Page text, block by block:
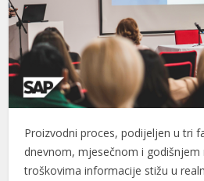
Proizvodni proces, podijeljen u tri
dnevnom, mjesečnom i godišnjem
troškovima informacije stižu u